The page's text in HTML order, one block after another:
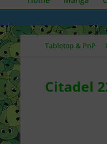
Tabletop & PnP
Citadel